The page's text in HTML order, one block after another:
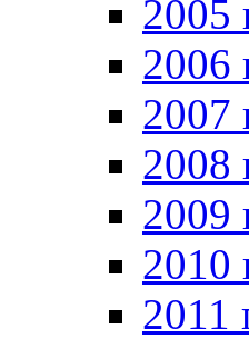
2005
2006
2007
2008
2009
2010
2011